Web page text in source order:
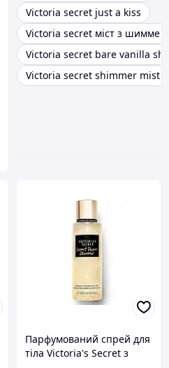
Victoria secret just a kiss
Victoria secret міст з
Victoria secret bare vanilla
Victoria secret shimmer mist
Парфумований спрей для
тіла Victoria's Secret з